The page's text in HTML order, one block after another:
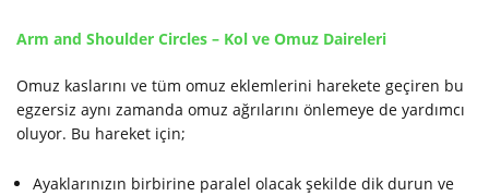
Arm and Shoulder Circles – Kol ve Omuz Daireleri
Omuz kaslarını ve tüm omuz eklemlerini harekete geçiren bu
egzersiz aynı zamanda omuz ağrılarını önlemeye de yardımcı
oluyor. Bu hareket için;
Ayaklarınızın birbirine paralel olacak şekilde dik durun ve